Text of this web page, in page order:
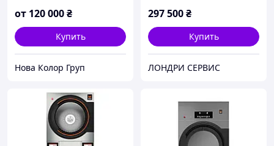
от 120 000₴
Купить
Нова Колор Груп
297 500₴
Купить
ЛОНДРИ СЕРВИС